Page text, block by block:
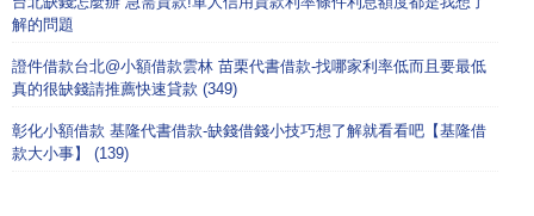
解的問題
證件借款台北@小額借款雲林 苗栗代書借款-找哪家利率低而且要最低
真的很缺錢請推薦快速貸款 (349)
彰化小額借款 基隆代書借款-缺錢借錢小技巧想了解就看看吧【基隆借
款大小事】 (139)